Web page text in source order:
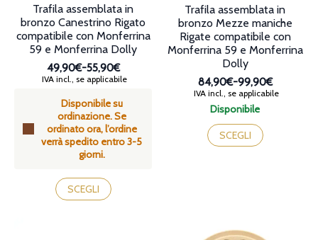
Disponibile su
ordinazione. Se
ordinato ora, l’ordine
verrà spedito entro 3-5
giorni.
Trafila assemblata in
bronzo Canestrino Rigato
compatibile con Monferrina
59 e Monferrina Dolly
49,90€-55,90€
Fascia
prezzo:
da
49,90€
a
55,90€
IVA incl., se applicabile
SCEGLI
Questo
prodotto
ha
Disponibile
Trafila assemblata in
bronzo Mezze maniche
Rigate compatibile con
Monferrina 59 e Monferrina
Dolly
84,90€-99,90€
Fascia
di
da
84,90€
IVA incl., se applicabile
SCEGLI
prodotto
ha
essere